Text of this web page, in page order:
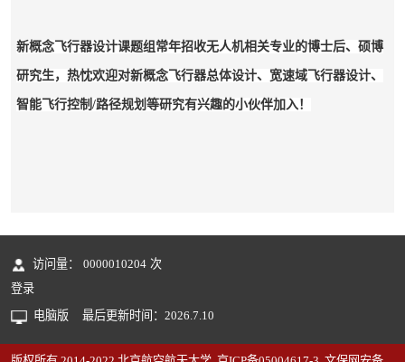
新概念飞行器设计课题组常年招收无人机相关专业的博士后、硕博
研究生，热忱欢迎对新概念飞行器总体设计、宽速域飞行器设计、
智能飞行控制/路径规划等研究有兴趣的小伙伴加入！
访问量： 0000010204 次
登录
电脑版
最后更新时间： 2026.7.10